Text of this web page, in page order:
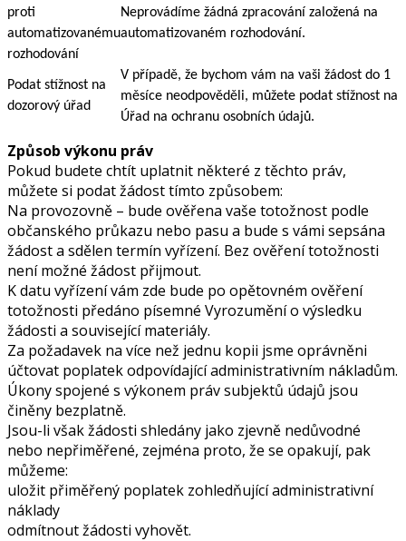
proti
automatizovanému
rozhodování
Neprovádíme žádná zpracování založená na
automatizovaném rozhodování.
Podat stížnost na
dozorový úřad
V případě, že bychom vám na vaši žádost do 1
měsíce neodpověděli, můžete podat stížnost na
Úřad na ochranu osobních údajů.
Způsob výkonu práv
Pokud budete chtít uplatnit některé z těchto práv,
můžete si podat žádost tímto způsobem:
Na provozovně – bude ověřena vaše totožnost podle
občanského průkazu nebo pasu a bude s vámi sepsána
žádost a sdělen termín vyřízení. Bez ověření totožnosti
není možné žádost přijmout.
K datu vyřízení vám zde bude po opětovném ověření
totožnosti předáno písemné Vyrozumění o výsledku
žádosti a související materiály.
Za požadavek na více než jednu kopii jsme oprávněni
účtovat poplatek odpovídající administrativním nákladům.
Úkony spojené s výkonem práv subjektů údajů jsou
činěny bezplatně.
Jsou-li však žádosti shledány jako zjevně nedůvodné
nebo nepřiměřené, zejména proto, že se opakují, pak
můžeme:
uložit přiměřený poplatek zohledňující administrativní
náklady
odmítnout žádosti vyhovět.